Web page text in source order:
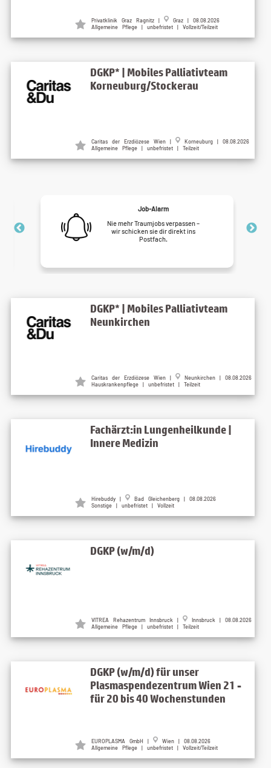
Privatklinik Graz Ragnitz |
Graz | 08.08.2026
Allgemeine Pflege | unbefristet | Vollzeit/Teilzeit
DGKP* | Mobiles Palliativteam
Korneuburg/Stockerau
Caritas der Erzdiözese Wien |
Korneuburg | 08.08.2026
Allgemeine Pflege | unbefristet | Teilzeit
Job-Alarm
Nie mehr Traumjobs verpassen –
wir schicken sie dir direkt ins
Postfach.
DGKP* | Mobiles Palliativteam
Neunkirchen
Caritas der Erzdiözese Wien |
Neunkirchen | 08.08.2026
Hauskrankenpflege | unbefristet | Teilzeit
Fachärzt:in Lungenheilkunde |
Innere Medizin
Hirebuddy |
Bad Gleichenberg | 08.08.2026
Sonstige | unbefristet | Vollzeit
DGKP (w/m/d)
VITREA Rehazentrum Innsbruck |
Innsbruck | 08.08.2026
Allgemeine Pflege | unbefristet | Teilzeit
DGKP (w/m/d) für unser
Plasmaspendezentrum Wien 21 -
für 20 bis 40 Wochenstunden
EUROPLASMA GmbH |
Wien | 08.08.2026
Allgemeine Pflege | unbefristet | Vollzeit/Teilzeit